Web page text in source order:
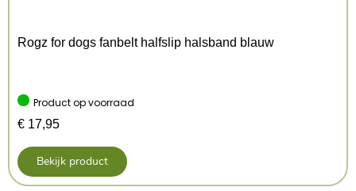
Rogz for dogs fanbelt halfslip halsband blauw
Product op voorraad
€ 17,95
Bekijk product